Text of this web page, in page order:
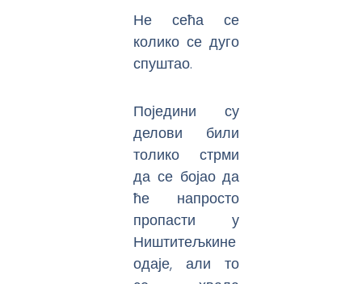
Не сећа се
колико се дуго
спуштао.
Поједини су
делови били
толико стрми
да се бојао да
ће напросто
пропасти у
Ништитељкине
одаје, али то